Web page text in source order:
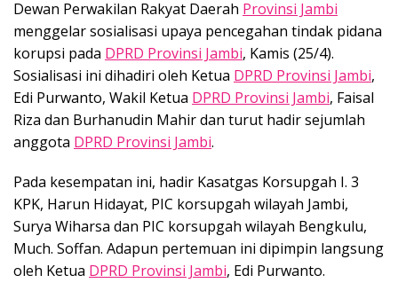
Dewan Perwakilan Rakyat Daerah Provinsi Jambi
menggelar sosialisasi upaya pencegahan tindak pidana
korupsi pada DPRD Provinsi Jambi, Kamis (25/4).
Sosialisasi ini dihadiri oleh Ketua DPRD Provinsi Jambi,
Edi Purwanto, Wakil Ketua DPRD Provinsi Jambi, Faisal
Riza dan Burhanudin Mahir dan turut hadir sejumlah
anggota DPRD Provinsi Jambi.
Pada kesempatan ini, hadir Kasatgas Korsupgah I. 3
KPK, Harun Hidayat, PIC korsupgah wilayah Jambi,
Surya Wiharsa dan PIC korsupgah wilayah Bengkulu,
Much. Soffan. Adapun pertemuan ini dipimpin langsung
oleh Ketua DPRD Provinsi Jambi, Edi Purwanto.